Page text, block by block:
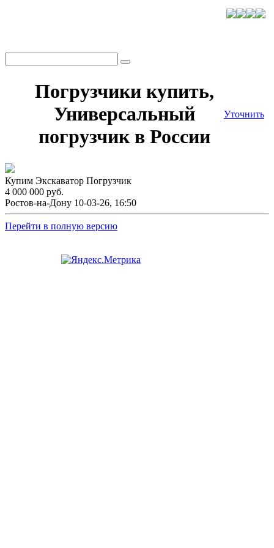
Погрузчики купить,
Универсальный
погрузчик в России
Уточнить
Купим Экскаватор Погрузчик
4 000 000 руб.
Ростов-на-Дону 10-03-26, 16:50
Перейти в полную версию